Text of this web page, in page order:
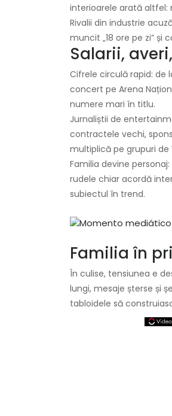
interioarele arată altfel:
Rivalii din industrie
muncit „18 ore pe zi”
Salarii,
Cifrele circulă rapid: de
concert pe Arena
numere mari în titlu.
Jurnaliștii de
contractele vechi,
multiplică pe grupuri de
Familia devine
rudele chiar acordă
subiectul în trend.
Familia în
În culise, tensiunea e
lungi, mesaje șterse și
tabloidele să